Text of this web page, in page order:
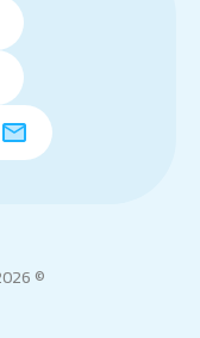
© 2026. جميع الحقوق محفوظة.